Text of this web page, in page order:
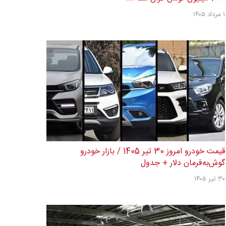
۱ مرداد ۱۴۰۵
قیمت خودرو امروز 30 تیر 1405 / بازار خودرو
گوش‌به‌فرمان دلار + جدول
۳۰ تیر ۱۴۰۵